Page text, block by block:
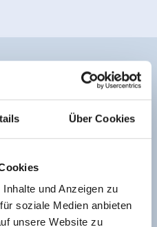
Über Cookies
und Anzeigen zu
soziale Medien anbieten
unsere Website zu
🐈